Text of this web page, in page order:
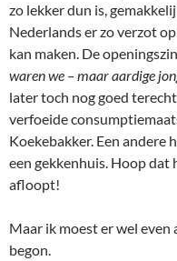
zo lekker dun is,
Nederlands er zo verzot
kan maken. De
waren we – maar aardige
later toch nog goed
verfoeide
Koekebakker. Een andere
een gekkenhuis. Hoop
afloopt!
Maar ik moest er wel even
begon.